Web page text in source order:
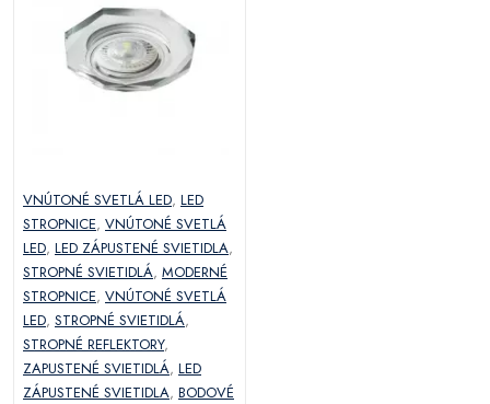
VNÚTONÉ SVETLÁ LED, LED
STROPNICE, VNÚTONÉ SVETLÁ
LED, LED ZÁPUSTENÉ SVIETIDLA,
STROPNÉ SVIETIDLÁ, MODERNÉ
STROPNICE, VNÚTONÉ SVETLÁ
LED, STROPNÉ SVIETIDLÁ,
STROPNÉ REFLEKTORY,
ZAPUSTENÉ SVIETIDLÁ, LED
ZÁPUSTENÉ SVIETIDLA, BODOVÉ